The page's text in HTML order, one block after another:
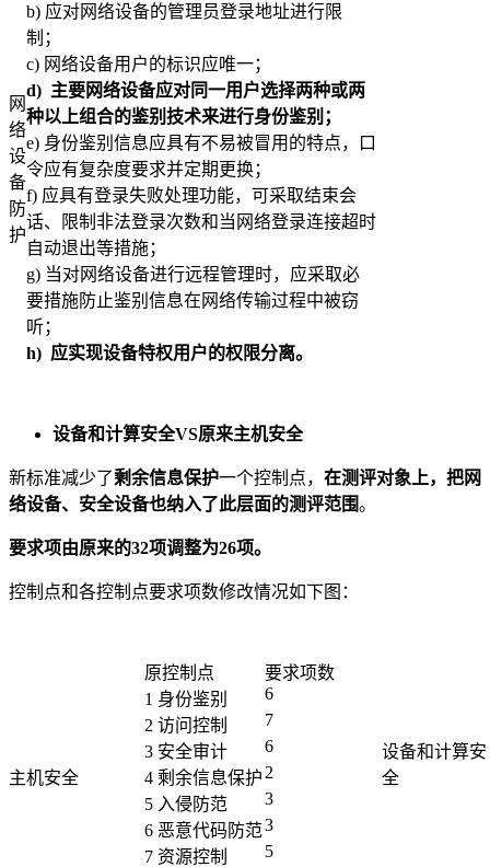
网
络
设
备
防
护
b) 应对网络设备的管理员登录地址进行限
制；
c) 网络设备用户的标识应唯一；
d) 主要网络设备应对同一用户选择两种或两
种以上组合的鉴别技术来进行身份鉴别；
e) 身份鉴别信息应具有不易被冒用的特点，口
令应有复杂度要求并定期更换；
f) 应具有登录失败处理功能，可采取结束会
话、限制非法登录次数和当网络登录连接超时
自动退出等措施；
g) 当对网络设备进行远程管理时，应采取必
要措施防止鉴别信息在网络传输过程中被窃
听；
h) 应实现设备特权用户的权限分离。
设备和计算安全VS原来主机安全
新标准减少了剩余信息保护一个控制点， 在测评对象上，把网
络设备、安全设备也纳入了此层面的测评范围。
要求项由原来的32项调整为26项。
控制点和各控制点要求项数修改情况如下图：
原控制点 要求项数
主机安全
1 身份鉴别 6
设备和计算安
全
2 访问控制
7
3 安全审计
6
4 剩余信息保护 2
5 入侵防范
3
6 恶意代码防范3
7 资源控制
5